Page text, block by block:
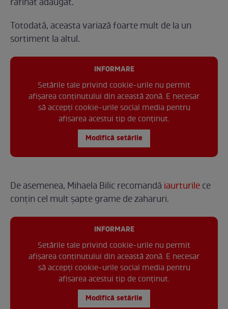
Totodată, aceasta variază foarte mult de la un
sortiment la altul.
INFORMARE
Setările tale privind cookie-urile nu permit
afișarea conținutului din această zonă. E necesar
să accepți cookie-urile social media pentru
afisarea acestui tip de conținut.
Modifică setările
De asemenea, Mihaela Bilic recomandă iaurturilece
conțin cel mult șapte grame de zaharuri.
INFORMARE
Setările tale privind cookie-urile nu permit
afișarea conținutului din această zonă. E necesar
să accepți cookie-urile social media pentru
afisarea acestui tip de conținut.
Modifică setările